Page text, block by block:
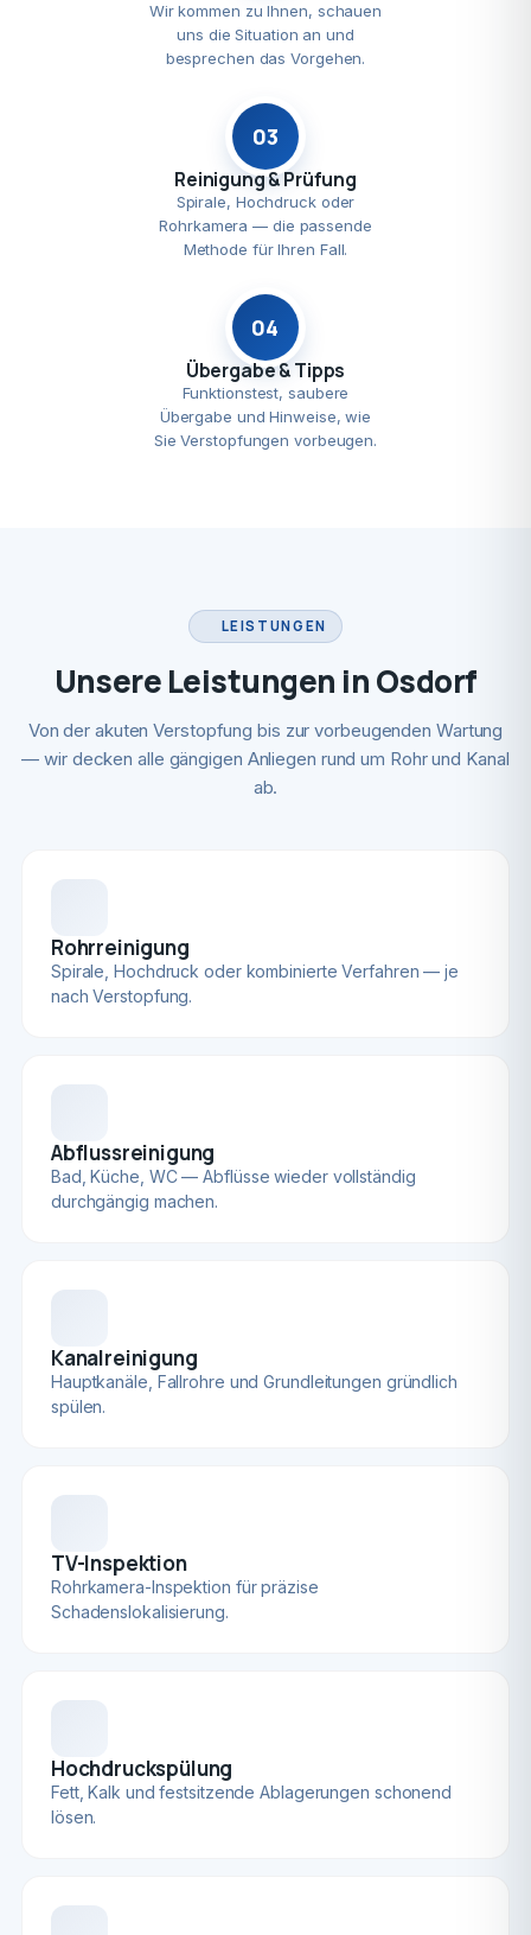
Wir kommen zu Ihnen, schauen
uns die Situation an und
besprechen das Vorgehen.
03
Reinigung & Prüfung
Spirale, Hochdruck oder
Rohrkamera — die passende
Methode für Ihren Fall.
04
Übergabe & Tipps
Funktionstest, saubere
Übergabe und Hinweise, wie
Sie Verstopfungen vorbeugen.
LEISTUNGEN
Unsere Leistungen in Osdorf
Von der akuten Verstopfung bis zur vorbeugenden Wartung
— wir decken alle gängigen Anliegen rund um Rohr und Kanal
ab.
Rohrreinigung
Spirale, Hochdruck oder kombinierte Verfahren — je
nach Verstopfung.
Abflussreinigung
Bad, Küche, WC — Abflüsse wieder vollständig
durchgängig machen.
Kanalreinigung
Hauptkanäle, Fallrohre und Grundleitungen gründlich
spülen.
TV-Inspektion
Rohrkamera-Inspektion für präzise
Schadenslokalisierung.
Hochdruckspülung
Fett, Kalk und festsitzende Ablagerungen schonend
lösen.